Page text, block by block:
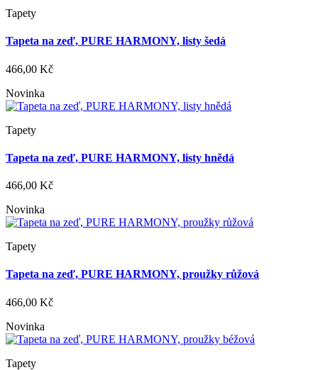
Tapety
Tapeta na zeď, PURE HARMONY, listy šedá
466,00 Kč
Novinka
Tapety
Tapeta na zeď, PURE HARMONY, listy hnědá
466,00 Kč
Novinka
Tapety
Tapeta na zeď, PURE HARMONY, proužky růžová
466,00 Kč
Novinka
Tapety